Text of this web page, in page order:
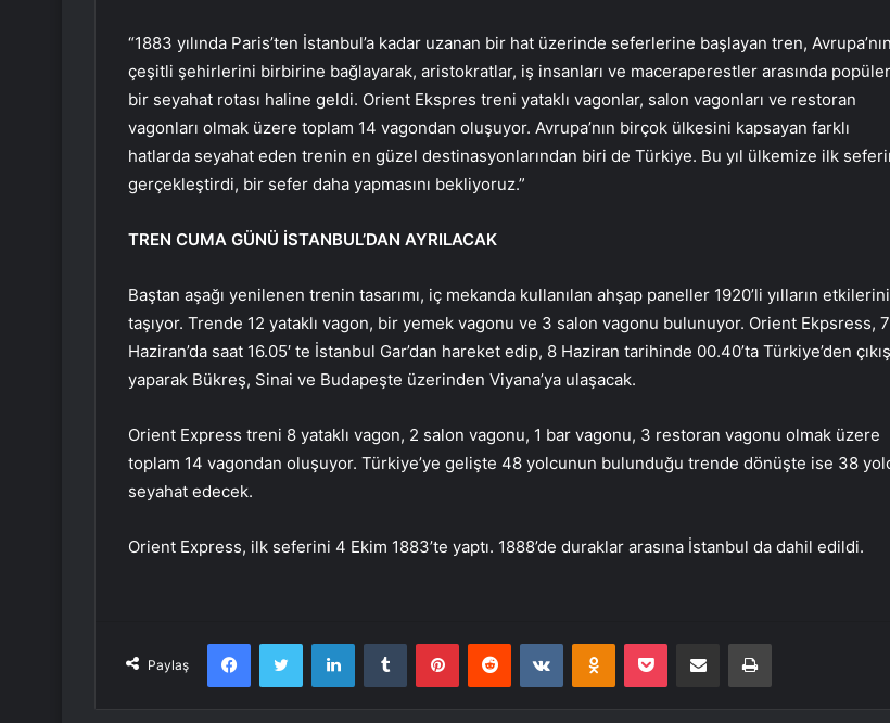
“1883 yılında Paris’ten İstanbul’a kadar uzanan bir hat üzerinde seferlerine başlayan tren, Avrupa’nın
çeşitli şehirlerini birbirine bağlayarak, aristokratlar, iş insanları ve maceraperestler arasında popüler
bir seyahat rotası haline geldi. Orient Ekspres treni yataklı vagonlar, salon vagonları ve restoran
vagonları olmak üzere toplam 14 vagondan oluşuyor. Avrupa’nın birçok ülkesini kapsayan farklı
hatlarda seyahat eden trenin en güzel destinasyonlarından biri de Türkiye. Bu yıl ülkemize ilk
gerçekleştirdi, bir sefer daha yapmasını bekliyoruz.”
TREN CUMA GÜNÜ İSTANBUL’DAN AYRILACAK
Baştan aşağı yenilenen trenin tasarımı, iç mekanda kullanılan ahşap paneller 1920’li yılların etkilerini
taşıyor. Trende 12 yataklı vagon, bir yemek vagonu ve 3 salon vagonu bulunuyor. Orient Ekpsress, 7
Haziran’da saat 16.05′ te İstanbul Gar’dan hareket edip, 8 Haziran tarihinde 00.40’ta Türkiye’den çıkış
yaparak Bükreş, Sinai ve Budapeşte üzerinden Viyana’ya ulaşacak.
Orient Express treni 8 yataklı vagon, 2 salon vagonu, 1 bar vagonu, 3 restoran vagonu olmak üzere
toplam 14 vagondan oluşuyor. Türkiye’ye gelişte 48 yolcunun bulunduğu trende dönüşte ise 38
seyahat edecek.
Orient Express, ilk seferini 4 Ekim 1883’te yaptı. 1888’de duraklar arasına İstanbul da dahil edildi.
Paylaş
FacebookTwitter LinkedInTumblr PinterestReddit VKontakteOdnoklassniki
Pocket E-Posta ile paylaş Yazdır